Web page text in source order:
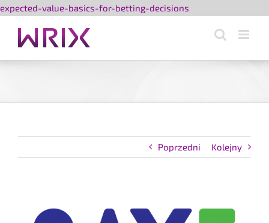
expected-value-basics-for-betting-decisions
zawartości
Poprzedni Kolejny
większy